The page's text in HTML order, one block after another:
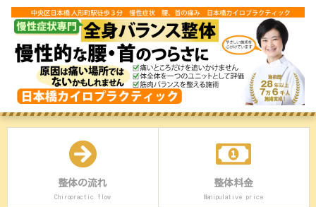
整体の流れ
Chiropractic flow
整体料金
Manipulative price